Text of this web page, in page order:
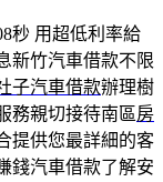
秒 用超低利率給
新竹汽車借款不限
子汽車借款辦理樹
務親切接待南區房
提供您最詳細的客
錢汽車借款了解安